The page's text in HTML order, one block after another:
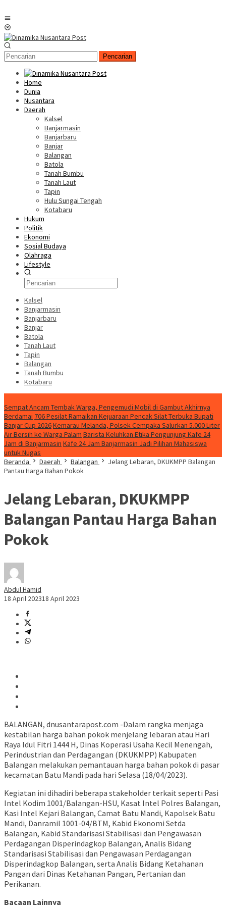
Pencarian
Home
Dunia
Nusantara
Daerah
Kalsel
Banjarmasin
Banjarbaru
Banjar
Balangan
Batola
Tanah Bumbu
Tanah Laut
Tapin
Hulu Sungai Tengah
Kotabaru
Hukum
Politik
Ekonomi
Sosial Budaya
Olahraga
Lifestyle
Kalsel
Banjarmasin
Banjarbaru
Banjar
Batola
Tanah Laut
Tapin
Balangan
Tanah Bumbu
Kotabaru
Sempat Ancam Tembak Warga, Pengemudi Mobil di Gambut Akhirnya
Berdamai 706 Pesilat Ramaikan Kejuaraan Pencak Silat Terbuka Bupati
Banjar Cup 2026Kemarau Melanda, Polsek Cempaka Salurkan 5.000 Liter
Air Bersih ke Warga Palam Barista Keluhkan Etika Pengunjung Kafe 24
Jam di Banjarmasin Kafe 24 Jam Banjarmasin Jadi Pilihan Mahasiswa
untuk Nugas
Beranda
Daerah Balangan
Jelang Lebaran, DKUKMPP Balangan
Pantau Harga Bahan Pokok
Jelang Lebaran, DKUKMPP
Balangan Pantau Harga Bahan
Pokok
Abdul Hamid
18 April 202318 April 2023
BALANGAN, dnusantarapost.com -Dalam rangka menjaga
kestabilan harga bahan pokok menjelang lebaran atau Hari
Raya Idul Fitri 1444 H, Dinas Koperasi Usaha Kecil Menengah,
Perindustrian dan Perdagangan (DKUKMPP) Kabupaten
Balangan melakukan pemantauan harga bahan pokok di pasar
kecamatan Batu Mandi pada hari Selasa (18/04/2023).
Kegiatan ini dihadiri beberapa stakeholder terkait seperti Pasi
Intel Kodim 1001/Balangan-HSU, Kasat Intel Polres Balangan,
Kasi Intel Kejari Balangan, Camat Batu Mandi, Kapolsek Batu
Mandi, Danramil 1001-04/BTM, Kabid Ekonomi Setda
Balangan, Kabid Standarisasi Stabilisasi dan Pengawasan
Perdagangan Disperindagkop Balangan, Analis Bidang
Standarisasi Stabilisasi dan Pengawasan Perdagangan
Disperindagkop Balangan, serta Analis Bidang Ketahanan
Pangan dari Dinas Ketahanan Pangan, Pertanian dan
Perikanan.
Bacaan Lainnya